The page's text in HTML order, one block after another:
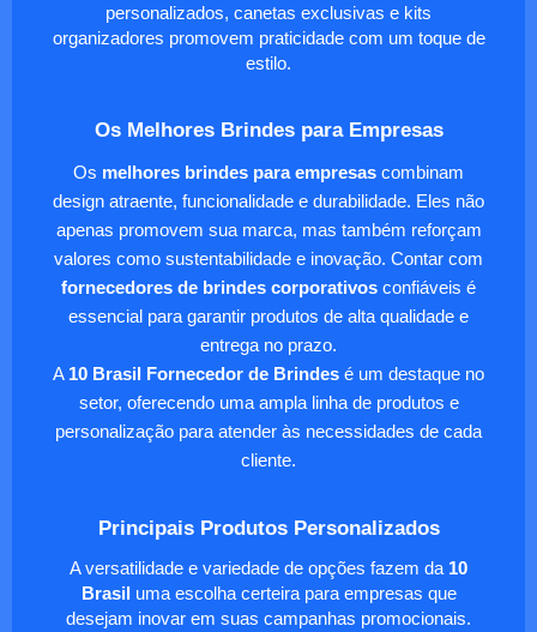
personalizados, canetas exclusivas e kits
organizadores promovem praticidade com um toque de
estilo.
Os Melhores Brindes para Empresas
Os melhores brindes para empresas combinam
design atraente, funcionalidade e durabilidade. Eles não
apenas promovem sua marca, mas também reforçam
valores como sustentabilidade e inovação. Contar com
fornecedores de brindes corporativos confiáveis é
essencial para garantir produtos de alta qualidade e
entrega no prazo.
A 10 Brasil Fornecedor de Brindes é um destaque no
setor, oferecendo uma ampla linha de produtos e
personalização para atender às necessidades de cada
cliente.
Principais Produtos Personalizados
A versatilidade e variedade de opções fazem da 10
Brasil uma escolha certeira para empresas que
desejam inovar em suas campanhas promocionais.